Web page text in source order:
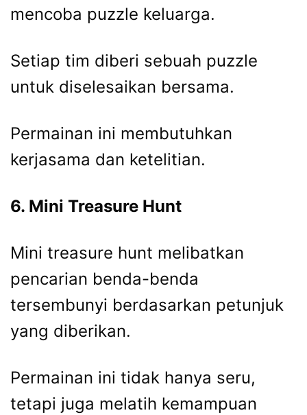
mencoba puzzle keluarga.
Setiap tim diberi sebuah puzzle
untuk diselesaikan bersama.
Permainan ini membutuhkan
kerjasama dan ketelitian.
6. Mini Treasure Hunt
Mini treasure hunt melibatkan
pencarian benda-benda
tersembunyi berdasarkan petunjuk
yang diberikan.
Permainan ini tidak hanya seru,
tetapi juga melatih kemampuan